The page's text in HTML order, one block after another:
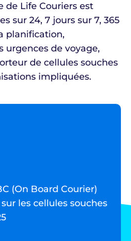
de Life Couriers est
sur 24, 7 jours sur 7, 365
planification,
urgences de voyage,
de cellules souches
impliquées.
(On Board Courier)
les cellules souches